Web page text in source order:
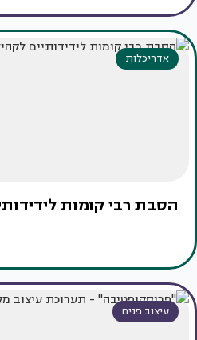
אדריכלות
הסבת רבי קומות
עיצוב פנים